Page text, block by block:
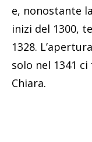
e, nonostante
inizi del 1300,
1328.
solo nel 1341
Chiara.